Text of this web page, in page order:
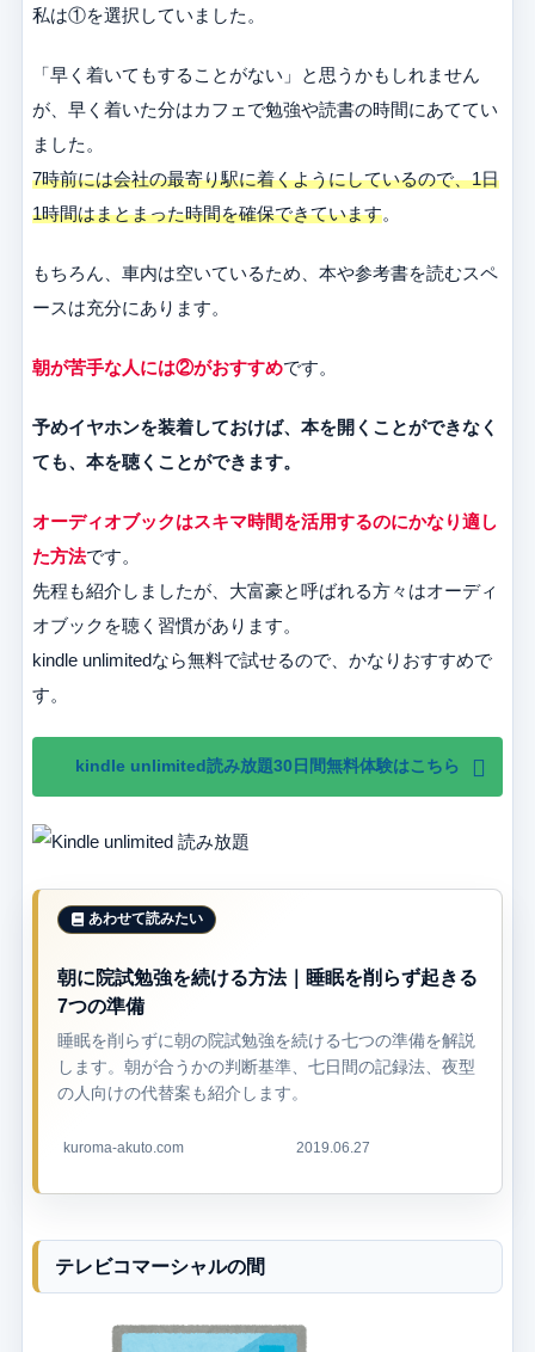
私は①を選択していました。
「早く着いてもすることがない」と思うかもしれません
が、早く着いた分はカフェで勉強や読書の時間にあててい
ました。
7時前には会社の最寄り駅に着くようにしているので、1日
1時間はまとまった時間を確保できています。
もちろん、車内は空いているため、本や参考書を読むスペ
ースは充分にあります。
朝が苦手な人には②がおすすめです。
予めイヤホンを装着しておけば、本を開くことができなく
ても、本を聴くことができます。
オーディオブックはスキマ時間を活用するのにかなり適し
た方法です。
先程も紹介しましたが、大富豪と呼ばれる方々はオーディ
オブックを聴く習慣があります。
kindle unlimitedなら無料で試せるので、かなりおすすめで
す。
kindle unlimited読み放題30日間無料体験はこちら
朝に院試勉強を続ける方法｜睡眠を削らず起きる
7つの準備
睡眠を削らずに朝の院試勉強を続ける七つの準備を解説
します。朝が合うかの判断基準、七日間の記録法、夜型
の人向けの代替案も紹介します。
kuroma-akuto.com 2019.06.27
テレビコマーシャルの間